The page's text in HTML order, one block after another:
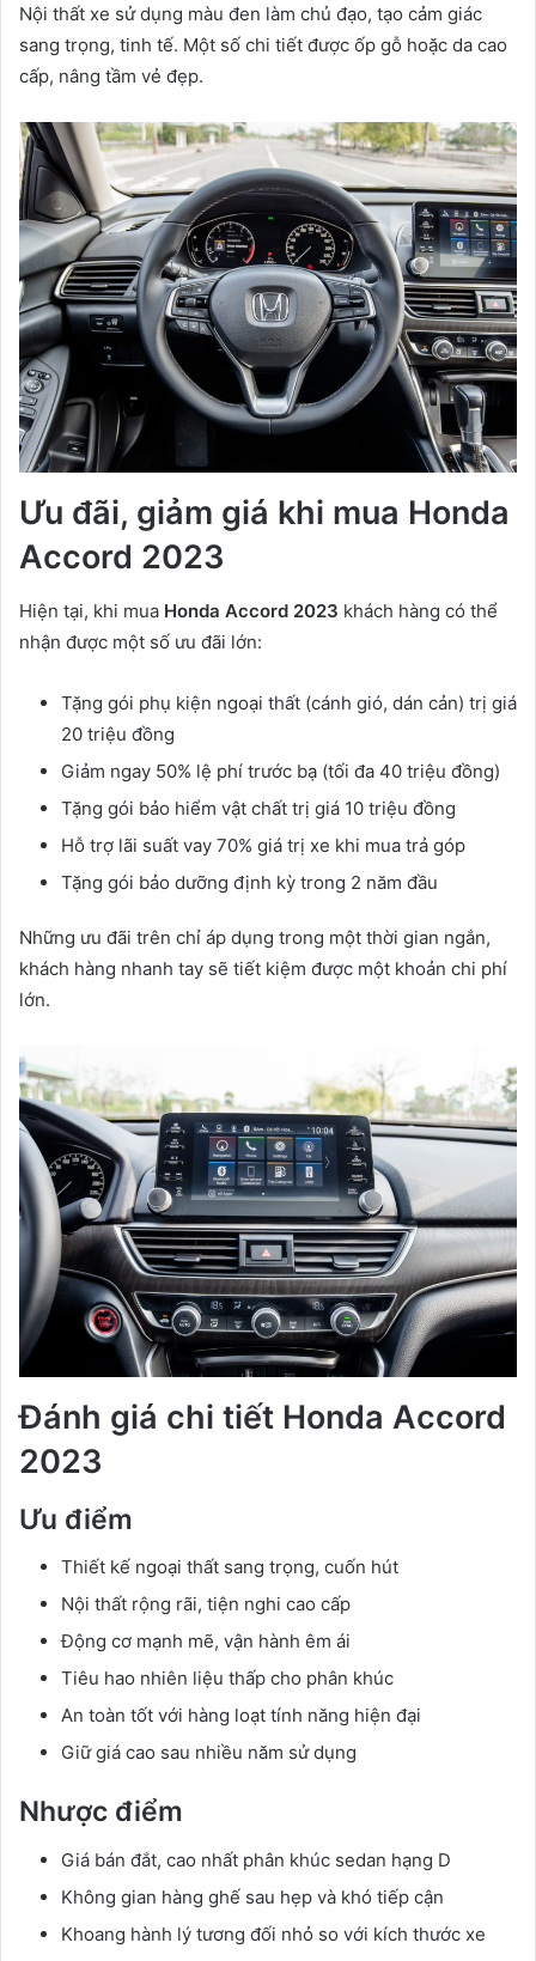
Nội thất xe sử dụng màu đen làm chủ đạo, tạo cảm giác
sang trọng, tinh tế. Một số chi tiết được ốp gỗ hoặc da cao
cấp, nâng tầm vẻ đẹp.
Ưu đãi, giảm giá khi mua Honda
Accord 2023
Hiện tại, khi mua Honda Accord 2023 khách hàng có thể
nhận được một số ưu đãi lớn:
Tặng gói phụ kiện ngoại thất (cánh gió, dán cản) trị giá
20 triệu đồng
Giảm ngay 50% lệ phí trước bạ (tối đa 40 triệu đồng)
Tặng gói bảo hiểm vật chất trị giá 10 triệu đồng
Hỗ trợ lãi suất vay 70% giá trị xe khi mua trả góp
Tặng gói bảo dưỡng định kỳ trong 2 năm đầu
Những ưu đãi trên chỉ áp dụng trong một thời gian ngắn,
khách hàng nhanh tay sẽ tiết kiệm được một khoản chi phí
lớn.
Đánh giá chi tiết Honda Accord
2023
Ưu điểm
Thiết kế ngoại thất sang trọng, cuốn hút
Nội thất rộng rãi, tiện nghi cao cấp
Động cơ mạnh mẽ, vận hành êm ái
Tiêu hao nhiên liệu thấp cho phân khúc
An toàn tốt với hàng loạt tính năng hiện đại
Giữ giá cao sau nhiều năm sử dụng
Nhược điểm
Giá bán đắt, cao nhất phân khúc sedan hạng D
Không gian hàng ghế sau hẹp và khó tiếp cận
Khoang hành lý tương đối nhỏ so với kích thước xe